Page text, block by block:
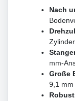
Nach
mm-
Große
9,1 mm